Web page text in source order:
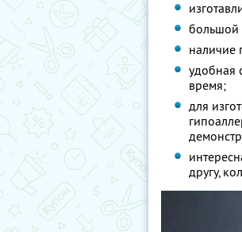
наличие
удобная
время;
для
другу,